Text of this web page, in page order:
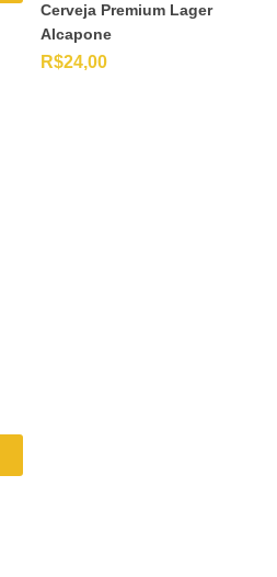
Cerveja Premium Lager
Alcapone
R$24,00